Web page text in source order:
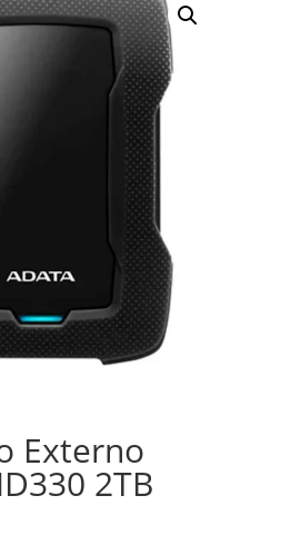
Externo
2TB